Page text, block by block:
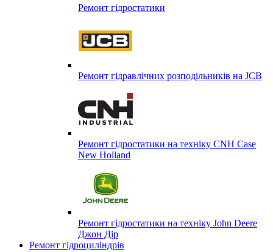
Ремонт гідростатики
Ремонт гідравлічних розподільників на JCB
Ремонт гідростатики на техніку CNH Case
New Holland
Ремонт гідростатики на техніку John Deere
Джон Дір
Ремонт гідроциліндрів